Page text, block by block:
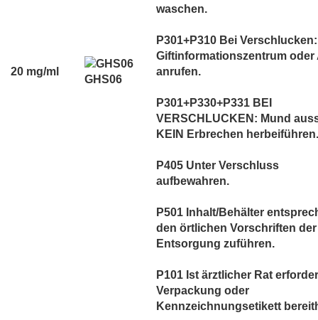
20 mg/ml
GHS06
waschen.
P301+P310 Bei
Giftinformationszentrum oder
anrufen.
P301+P330+P331 BEI
VERSCHLUCKEN: Mund
KEIN Erbrechen herbeiführen.
P405 Unter Verschluss
aufbewahren.
P501 Inhalt/Behälter
den örtlichen Vorschriften der
Entsorgung zuführen.
P101 Ist ärztlicher Rat
Verpackung oder
Kennzeichnungsetikett